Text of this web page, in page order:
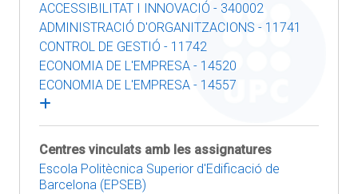
ACCESSIBILITAT I INNOVACIÓ - 340002
ADMINISTRACIÓ D'ORGANITZACIONS - 11741
CONTROL DE GESTIÓ - 11742
ECONOMIA DE L'EMPRESA - 14520
ECONOMIA DE L'EMPRESA - 14557
Centres vinculats amb les assignatures
Escola Politècnica Superior d'Edificació de
Barcelona (EPSEB)